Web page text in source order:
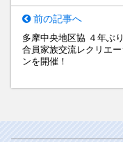
前の記事へ
多摩中央地区協 ４年ぶ
合員家族交流レクリエー
ンを開催！